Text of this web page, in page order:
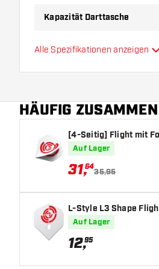
Kapazität Darttasche
Darttasche geeignet für
Hauptfarbe
Alle Spezifikationen anzeigen
HÄUFIG
[4-Seitig] Flight mit
Auf Lager
31,64
35,95
L-Style L3 Shape
Auf Lager
12,95